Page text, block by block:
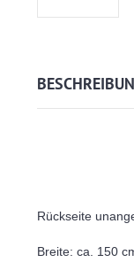
Rückseite
Breite: ca. 150